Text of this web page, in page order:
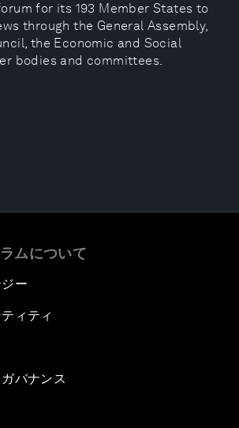
for its 193 Member States to
through the General Assembly,
the Economic and Social
bodies and committees.
ムについて
ー
ィティ
バナンス